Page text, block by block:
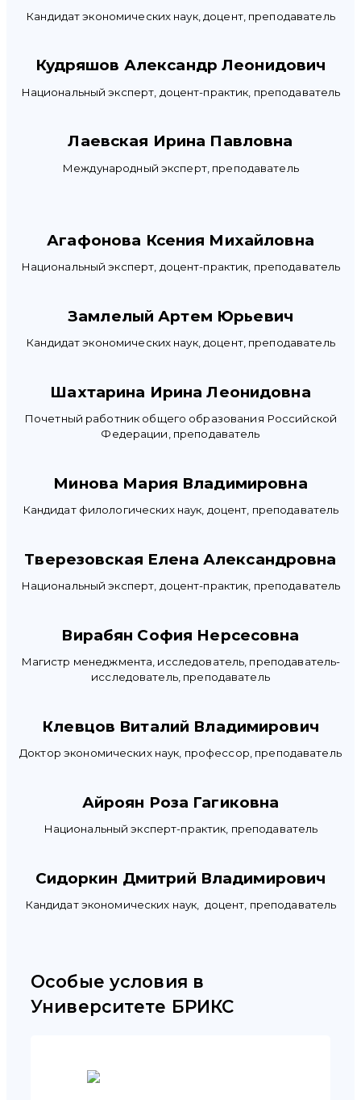
Кандидат экономических наук, доцент, преподаватель
Кудряшов Александр Леонидович
Национальный эксперт, доцент-практик, преподаватель
Лаевская Ирина Павловна
Международный эксперт, преподаватель
Агафонова Ксения Михайловна
Национальный эксперт, доцент-практик, преподаватель
Замлелый Артем Юрьевич
Кандидат экономических наук, доцент, преподаватель
Шахтарина Ирина Леонидовна
Почетный работник общего образования Российской
Федерации, преподаватель
Минова Мария Владимировна
Кандидат филологических наук, доцент, преподаватель
Тверезовская Елена Александровна
Национальный эксперт, доцент-практик, преподаватель
Вирабян София Нерсесовна
Магистр менеджмента, исследователь, преподаватель-
исследователь, преподаватель
Клевцов Виталий Владимирович
Доктор экономических наук, профессор, преподаватель
Айроян Роза Гагиковна
Национальный эксперт-практик, преподаватель
Сидоркин Дмитрий Владимирович
Кандидат экономических наук, доцент, преподаватель
Особые условия в
Университете БРИКС